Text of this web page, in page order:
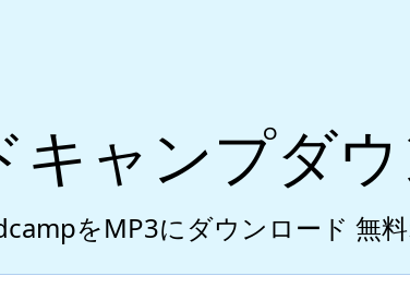
キャンプダ
をMP3にダウンロード 無